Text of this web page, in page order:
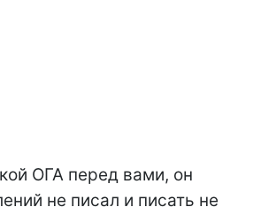
ОГА перед вами, он
не писал и писать не